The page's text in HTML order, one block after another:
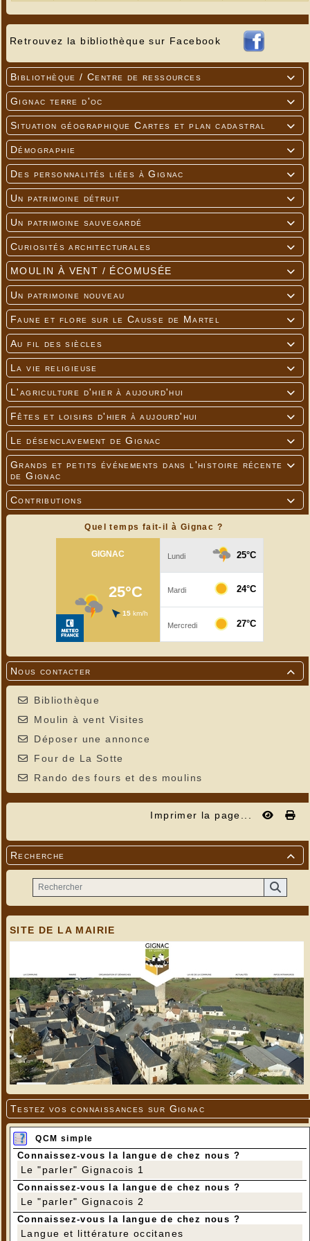
Retrouvez la bibliothèque sur Facebook

Bibliothèque / Centre de ressources

Gignac terre d'oc

Situation géographique Cartes et plan cadastral

Démographie

Des personnalités liées à Gignac

Un patrimoine détruit

Un patrimoine sauvegardé

Curiosités architecturales

MOULIN À VENT / ÉCOMUSÉE

Un patrimoine nouveau

Faune et flore sur le Causse de Martel

Au fil des siècles

La vie religieuse

L'agriculture d'hier à aujourd'hui

Fêtes et loisirs d'hier à aujourd'hui

Le désenclavement de Gignac

Grands et petits événements dans l'histoire récente
de Gignac

Contributions
Quel temps fait-il à Gignac ?

Nous contacter
Bibliothèque
Moulin à vent Visites
Déposer une annonce
Four de La Sotte
Rando des fours et des moulins
Imprimer la page...

Recherche
SITE DE LA MAIRIE
Testez vos connaissances sur Gignac
QCM simple
Connaissez-vous la langue de chez nous ?
Le "parler" Gignacois 1
Connaissez-vous la langue de chez nous ?
Le "parler" Gignacois 2
Connaissez-vous la langue de chez nous ?
Langue et littérature occitanes